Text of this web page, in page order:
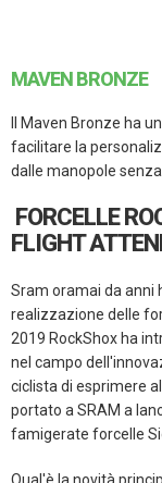
MAVEN BRONZE
Il Maven Bronze ha
facilitare la
dalle manopole
FORCELLE
FLIGHT
Sram oramai da anni
realizzazione delle
2019 RockShox ha
nel campo
ciclista di esprimere
portato a SRAM a
famigerate forcelle